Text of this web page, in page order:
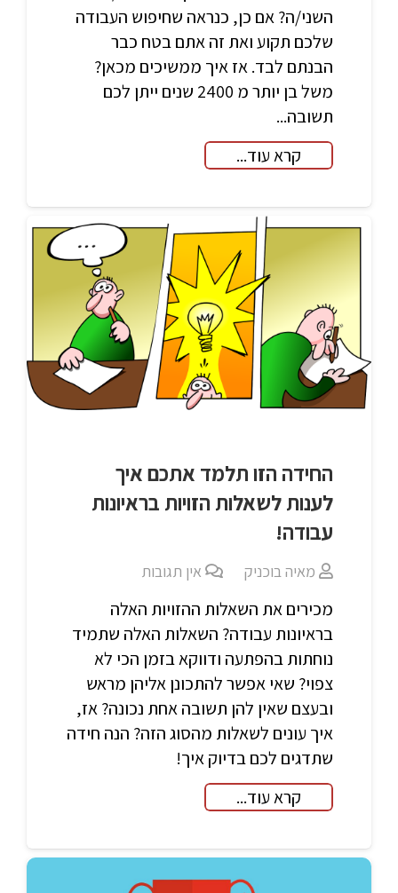
השני/ה? אם כן, כנראה שחיפוש העבודה
שלכם תקוע ואת זה אתם בטח כבר
הבנתם לבד. אז איך ממשיכים מכאן?
משל בן יותר מ 2400 שנים ייתן לכם
תשובה...
קרא עוד...
החידה הזו תלמד אתכם איך
לענות לשאלות הזויות בראיונות
עבודה!
מאיה בוכניק אין תגובות
מכירים את השאלות ההזויות האלה
בראיונות עבודה? השאלות האלה שתמיד
נוחתות בהפתעה ודווקא בזמן הכי לא
צפוי? שאי אפשר להתכונן אליהן מראש
ובעצם שאין להן תשובה אחת נכונה? אז,
איך עונים לשאלות מהסוג הזה? הנה חידה
שתדגים לכם בדיוק איך!
קרא עוד...